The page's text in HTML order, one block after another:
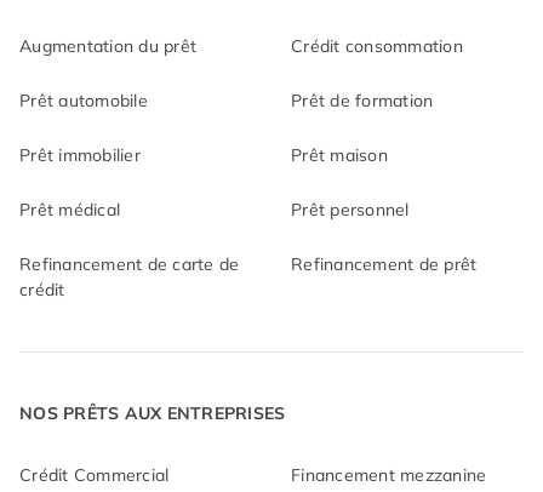
Augmentation du prêt Crédit consommation
Prêt automobile Prêt de formation
Prêt immobilier Prêt maison
Prêt médical Prêt personnel
Refinancement de carte de
crédit
Refinancement de prêt
NOS PRÊTS AUX ENTREPRISES
Crédit Commercial Financement mezzanine